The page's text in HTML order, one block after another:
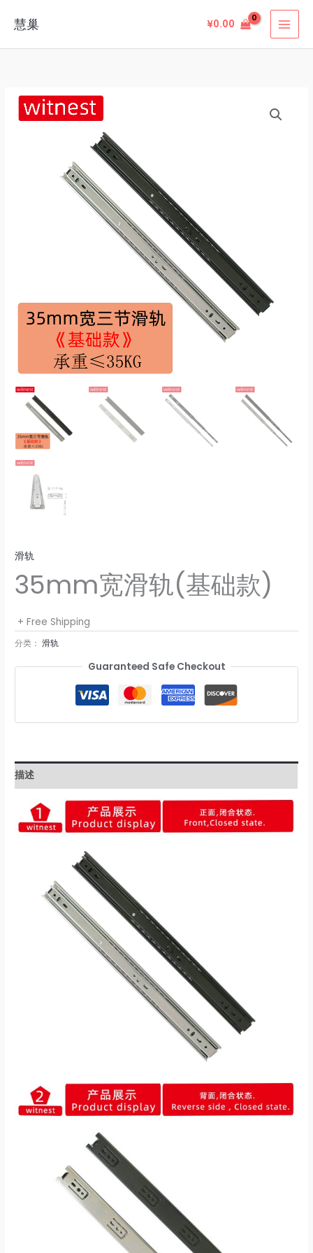
慧巢 ¥0.00
滑轨
35mm宽滑轨(基础款)
+ Free Shipping
分类：滑轨
Guaranteed Safe Checkout
描述